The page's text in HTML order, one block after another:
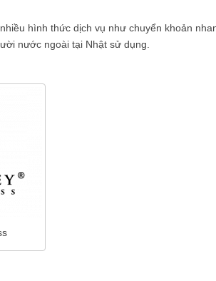
hình thức dịch vụ như chuyển khoản
nước ngoài tại Nhật sử dụng.